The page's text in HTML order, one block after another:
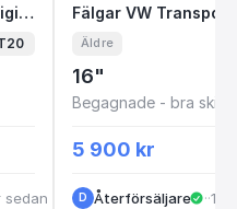
Original Fälgar
16" BMW E39 Styling 33 Original Fälgar 5x120 7x16 ET20 74.1
sedan
Fälgar VW
Fälgar VW
Äldre
16"
Begagnade - bra skick
5 900 kr
D Återförsäljare ··11